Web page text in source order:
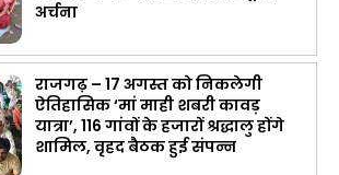
अर्चना
राजगढ़ – 17 अगस्त को निकलेगी
ऐतिहासिक ‘मां माही शबरी कावड़
यात्रा’, 116 गांवों के हजारों श्रद्धालु होंगे
शामिल, वृहद बैठक हुई संपन्न